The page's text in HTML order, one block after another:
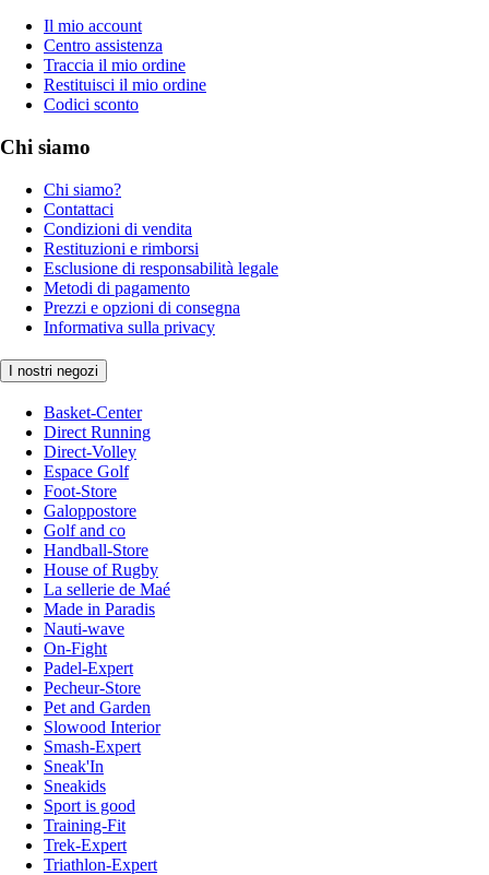
Il mio account
Centro assistenza
Traccia il mio ordine
Restituisci il mio ordine
Codici sconto
Chi siamo
Chi siamo?
Contattaci
Condizioni di vendita
Restituzioni e rimborsi
Esclusione di responsabilità legale
Metodi di pagamento
Prezzi e opzioni di consegna
Informativa sulla privacy
I nostri negozi
Basket-Center
Direct Running
Direct-Volley
Espace Golf
Foot-Store
Galoppostore
Golf and co
Handball-Store
House of Rugby
La sellerie de Maé
Made in Paradis
Nauti-wave
On-Fight
Padel-Expert
Pecheur-Store
Pet and Garden
Slowood Interior
Smash-Expert
Sneak'In
Sneakids
Sport is good
Training-Fit
Trek-Expert
Triathlon-Expert